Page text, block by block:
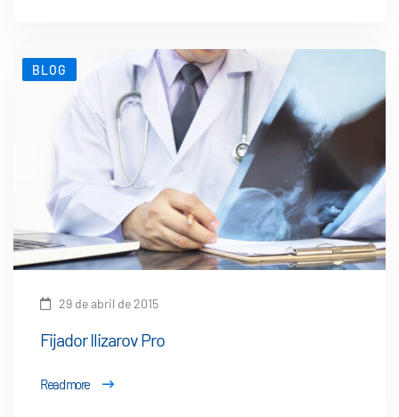
BLOG
29 de abril de 2015
Fijador Ilizarov Pro
Read more